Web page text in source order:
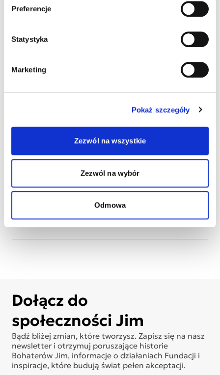
Preferencje
Statystyka
Marketing
Pokaż szczegóły
Zezwól na wszystkie
Zezwól na wybór
Odmowa
wizytówki
dziecka
Dołącz do
społeczności Jim
Bądź bliżej zmian, które tworzysz. Zapisz się na nasz
newsletter i otrzymuj poruszające historie
Bohaterów Jim, informacje o działaniach Fundacji i
inspiracje, które budują świat pełen akceptacji.